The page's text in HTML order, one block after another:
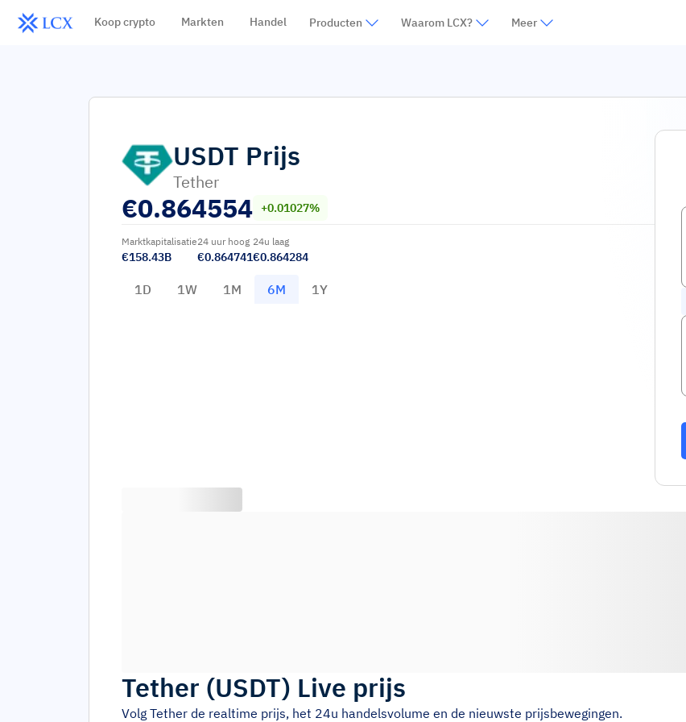
Koop crypto Markten Handel Producten Waarom LCX? Meer
USDT Prijs
Tether
€0.864554 +0.01027%
Marktkapitalisatie
€158.43B
24 uur hoog
€0.864741
24u laag
€0.864284
1D 1W 1M 6M 1Y
Tether (USDT) Live prijs
Volg Tether de realtime prijs, het 24u handelsvolume en de nieuwste prijsbewegingen.